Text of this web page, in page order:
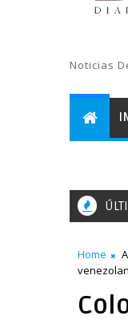
Noticias
Home